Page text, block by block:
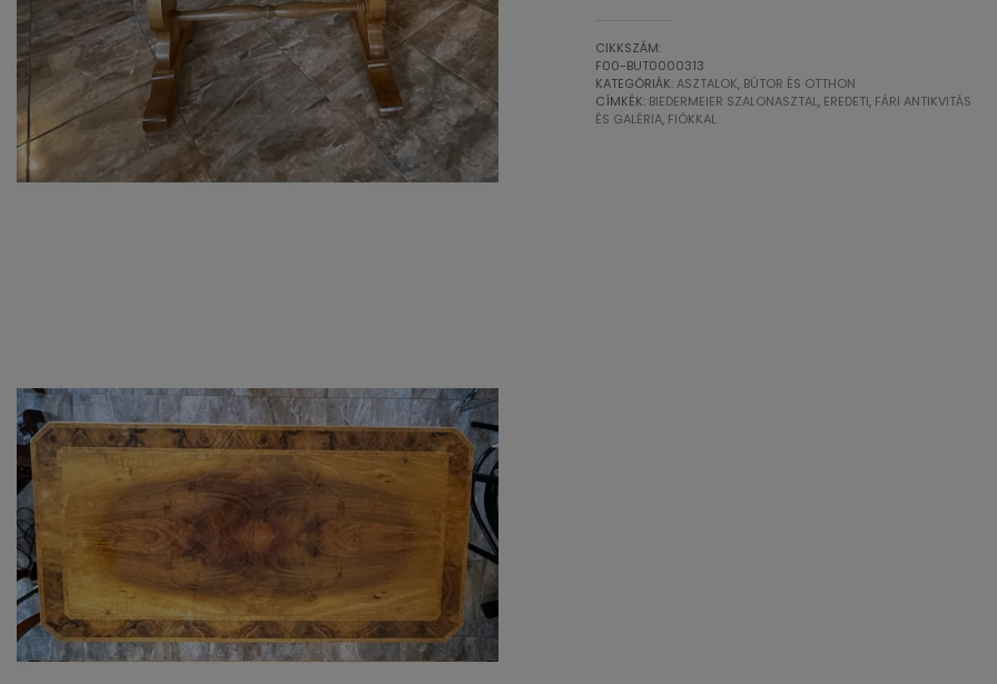
fiókkal
19.
sz.
vége
CIKKSZÁM:
F00-BUT0000313
KATEGÓRIÁK:ASZTALOK, BÚTOR ÉS OTTHON
CÍMKÉK: BIEDERMEIER SZALONASZTAL, EREDETI, FÁRI ANTIKVITÁS
ÉS GALÉRIA, FIÓKKAL